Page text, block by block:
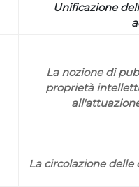
Unificazione
La nozione di
proprietà
La circolazione delle